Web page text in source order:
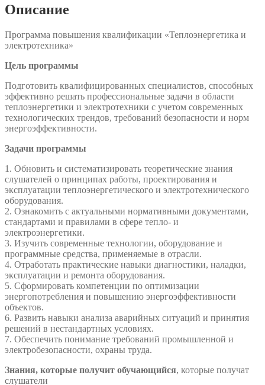
Описание
Программа повышения квалификации «Теплоэнергетика и
электротехника»
Цель программы
Подготовить квалифицированных специалистов, способных
эффективно решать профессиональные задачи в области
теплоэнергетики и электротехники с учетом современных
технологических трендов, требований безопасности и норм
энергоэффективности.
Задачи программы
1. Обновить и систематизировать теоретические знания
слушателей о принципах работы, проектирования и
эксплуатации теплоэнергетического и электротехнического
оборудования.
2. Ознакомить с актуальными нормативными документами,
стандартами и правилами в сфере тепло- и
электроэнергетики.
3. Изучить современные технологии, оборудование и
программные средства, применяемые в отрасли.
4. Отработать практические навыки диагностики, наладки,
эксплуатации и ремонта оборудования.
5. Сформировать компетенции по оптимизации
энергопотребления и повышению энергоэффективности
объектов.
6. Развить навыки анализа аварийных ситуаций и принятия
решений в нестандартных условиях.
7. Обеспечить понимание требований промышленной и
электробезопасности, охраны труда.
Знания, которые получит обучающийся, которые получат
слушатели